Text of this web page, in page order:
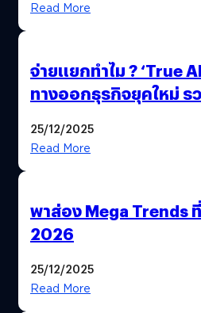
Read More
จ่ายแยกทำไม ? ‘True
ทางออกธุรกิจยุคใหม่ รว
25/12/2025
Read More
พาส่อง Mega Trends
2026
25/12/2025
Read More